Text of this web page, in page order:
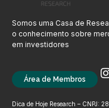
Somos uma Casa de
o conhecimento sobre
em investidores
Área de Membros
Dica de Hoje Research – CNPJ: